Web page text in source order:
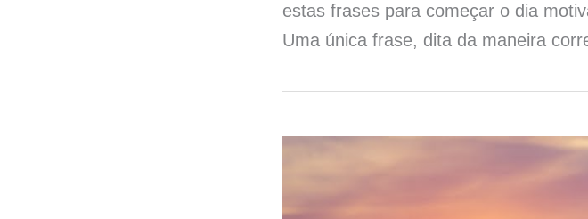
estas frases para começar o dia
Uma única frase, dita da maneira